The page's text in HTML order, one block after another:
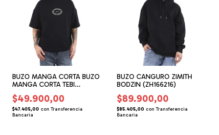
BUZO MANGA CORTA BUZO
MANGA CORTA TEBI
(CF166801)
$49.900,00
$47.405,00 con Transferencia
Bancaria
BUZO CANGURO ZIMITH
BODZIN (ZH166216)
$89.900,00
$85.405,00 con Transferencia
Bancaria